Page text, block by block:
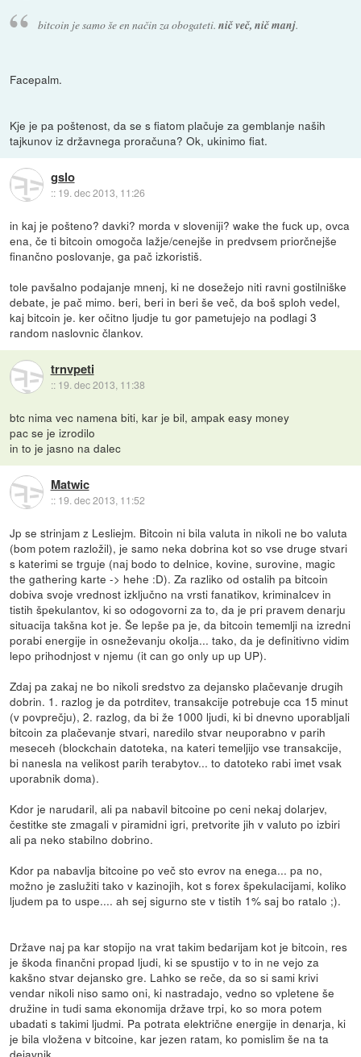
bitcoin je samo še en način za obogateti. nič več, nič manj.
Facepalm.
Kje je pa poštenost, da se s fiatom plačuje za gemblanje naših
tajkunov iz državnega proračuna? Ok, ukinimo fiat.
gslo
:: 19. dec 2013, 11:26
in kaj je pošteno? davki? morda v sloveniji? wake the fuck up, ovca
ena, če ti bitcoin omogoča lažje/cenejše in predvsem priorčnejše
finančno poslovanje, ga pač izkoristiš.
tole pavšalno podajanje mnenj, ki ne dosežejo niti ravni gostilniške
debate, je pač mimo. beri, beri in beri še več, da boš sploh vedel,
kaj bitcoin je. ker očitno ljudje tu gor pametujejo na podlagi 3
random naslovnic člankov.
trnvpeti
:: 19. dec 2013, 11:38
btc nima vec namena biti, kar je bil, ampak easy money
pac se je izrodilo
in to je jasno na dalec
Matwic
:: 19. dec 2013, 11:52
Jp se strinjam z Lesliejm. Bitcoin ni bila valuta in nikoli ne bo valuta
(bom potem razložil), je samo neka dobrina kot so vse druge stvari
s katerimi se trguje (naj bodo to delnice, kovine, surovine, magic
the gathering karte -> hehe :D). Za razliko od ostalih pa bitcoin
dobiva svoje vrednost izključno na vrsti fanatikov, kriminalcev in
tistih špekulantov, ki so odogovorni za to, da je pri pravem denarju
situacija takšna kot je. Še lepše pa je, da bitcoin tememlji na izredni
porabi energije in osneževanju okolja... tako, da je definitivno vidim
lepo prihodnjost v njemu (it can go only up up UP).
Zdaj pa zakaj ne bo nikoli sredstvo za dejansko plačevanje drugih
dobrin. 1. razlog je da potrditev, transakcije potrebuje cca 15 minut
(v povprečju), 2. razlog, da bi že 1000 ljudi, ki bi dnevno uporabljali
bitcoin za plačevanje stvari, naredilo stvar neuporabno v parih
meseceh (blockchain datoteka, na kateri temeljijo vse transakcije,
bi nanesla na velikost parih terabytov... to datoteko rabi imet vsak
uporabnik doma).
Kdor je narudaril, ali pa nabavil bitcoine po ceni nekaj dolarjev,
čestitke ste zmagali v piramidni igri, pretvorite jih v valuto po izbiri
ali pa neko stabilno dobrino.
Kdor pa nabavlja bitcoine po več sto evrov na enega... pa no,
možno je zaslužiti tako v kazinojih, kot s forex špekulacijami, koliko
ljudem pa to uspe.... ah sej sigurno ste v tistih 1% saj bo ratalo ;).
Države naj pa kar stopijo na vrat takim bedarijam kot je bitcoin, res
je škoda finančni propad ljudi, ki se spustijo v to in ne vejo za
kakšno stvar dejansko gre. Lahko se reče, da so si sami krivi
vendar nikoli niso samo oni, ki nastradajo, vedno so vpletene še
družine in tudi sama ekonomija države trpi, ko so mora potem
ubadati s takimi ljudmi. Pa potrata električne energije in denarja, ki
je bila vložena v bitcoine, kar jezen ratam, ko pomislim še na ta
dejavnik.